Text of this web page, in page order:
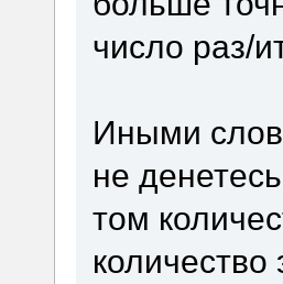
число раз/
Иными
не
том